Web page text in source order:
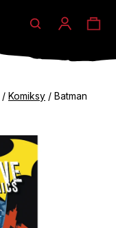
Hledat
/ Komiksy / Batman